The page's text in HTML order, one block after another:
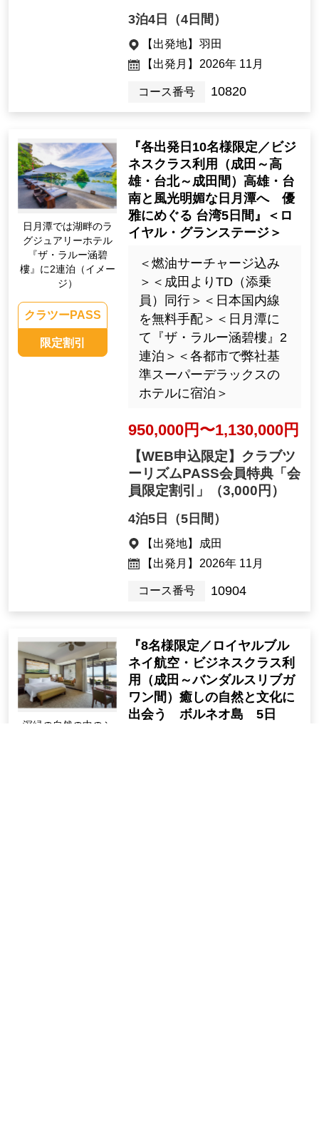
3泊4日（4日間）
【出発地】 羽田
【出発月】 2026年 11月
コース番号 10820
日月潭では湖畔のラ
グジュアリーホテル
『ザ・ラルー涵碧
樓』に2連泊（イメー
ジ）
クラツーPASS
限定割引
『各出発日10名様限定／ビジ
ネスクラス利用（成田～高
雄・台北～成田間）高雄・台
南と風光明媚な日月潭へ 優
雅にめぐる 台湾5日間』＜ロ
イヤル・グランステージ＞
＜燃油サーチャージ込み
＞＜成田よりTD（添乗
員）同行＞＜日本国内線
を無料手配＞＜日月潭に
て『ザ・ラルー涵碧樓』2
連泊＞＜各都市で弊社基
準スーパーデラックスの
ホテルに宿泊＞
950,000円〜1,130,000円
【WEB申込限定】クラブツ
ーリズムPASS会員特典「会
員限定割引」
（3,000円）
4泊5日（5日間）
【出発地】
成田
【出発月】 2026年 11月
コース番号 10904
深緑の自然の中のシ
『8名様限定／ロイヤルブル
ネイ航空・ビジネスクラス利
用（成田～バンダルスリブガ
ワン間）癒しの自然と文化に
出会う ボルネオ島 5日